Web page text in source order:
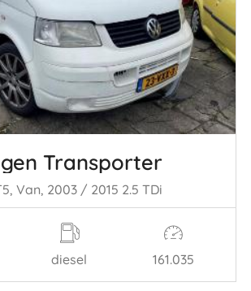
Transporter
Van, 2003 / 2015 2.5 TDi
diesel 161.035